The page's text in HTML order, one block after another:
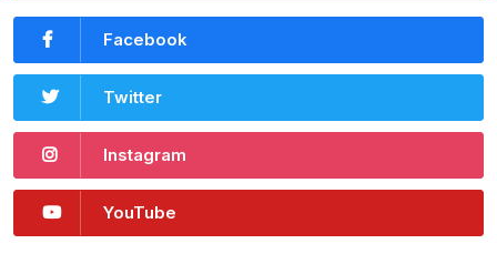
Facebook
Twitter
Instagram
YouTube